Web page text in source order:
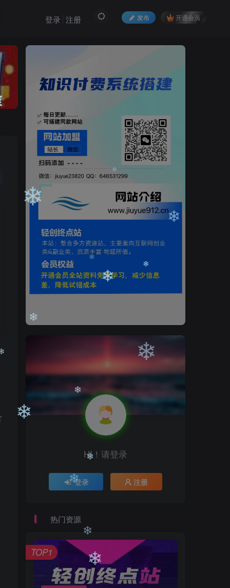
发布 开通会员
登录 注册
HI！请登录
登录 注册
热门资源
TOP1 ❄
❄
❄
❄
❄
❄
❄